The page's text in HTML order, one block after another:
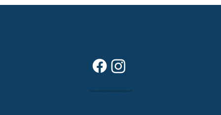
Dans vos foyers depuis plus de 80 ans